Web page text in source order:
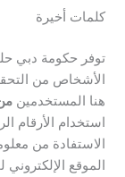
كلمات أخيرة
توفر حكومة دبي
الأشخاص من
هنا المستخدمين
استخدام الأرقام
الاستفادة من
الموقع